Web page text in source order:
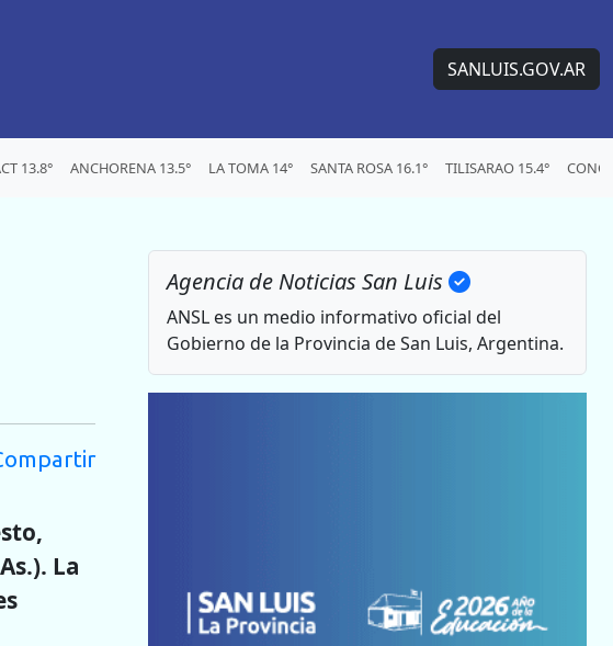
SANLUIS.GOV.AR
13.8° ANCHORENA 13.5° LA TOMA 14° SANTA ROSA 16.1° TILISARAO 15.4°
La
Agencia de Noticias San Luis
ANSL es un medio informativo oficial del
Gobierno de la Provincia de San Luis, Argentina.